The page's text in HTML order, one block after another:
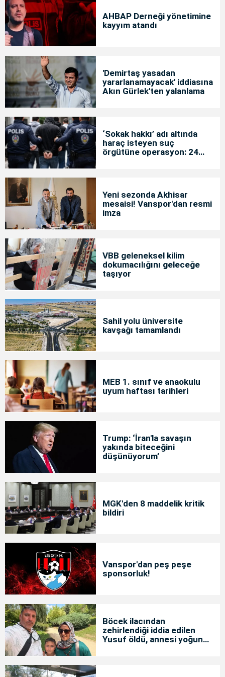
AHBAP Derneği yönetimine
kayyım atandı
'Demirtaş yasadan
yararlanamayacak' iddiasına
Akın Gürlek'ten yalanlama
‘Sokak hakkı’ adı altında
haraç isteyen suç
örgütüne operasyon: 24
Yeni sezonda Akhisar
mesaisi! Vanspor'dan resmi
imza
VBB geleneksel kilim
dokumacılığını geleceğe
taşıyor
Sahil yolu üniversite
kavşağı tamamlandı
MEB 1. sınıf ve anaokulu
uyum haftası tarihleri
Trump: ‘İran'la savaşın
yakında biteceğini
düşünüyorum’
MGK'den 8 maddelik kritik
bildiri
Vanspor'dan peş peşe
sponsorluk!
Böcek ilacından
zehirlendiği iddia edilen
Yusuf öldü, annesi yoğun